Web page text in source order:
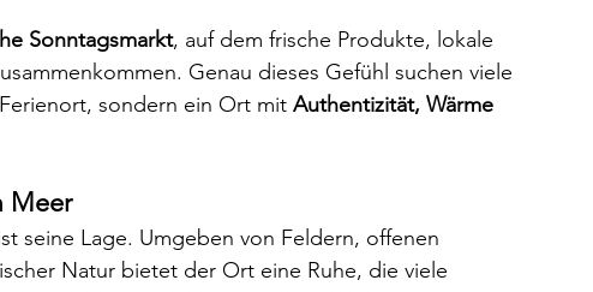
Sonntagsmarkt, auf dem frische Produkte, lokale
Genau dieses Gefühl suchen viele
sondern ein Ort mit Authentizität, Wärme
Meer
seine Lage. Umgeben von Feldern, offenen
Natur bietet der Ort eine Ruhe, die viele